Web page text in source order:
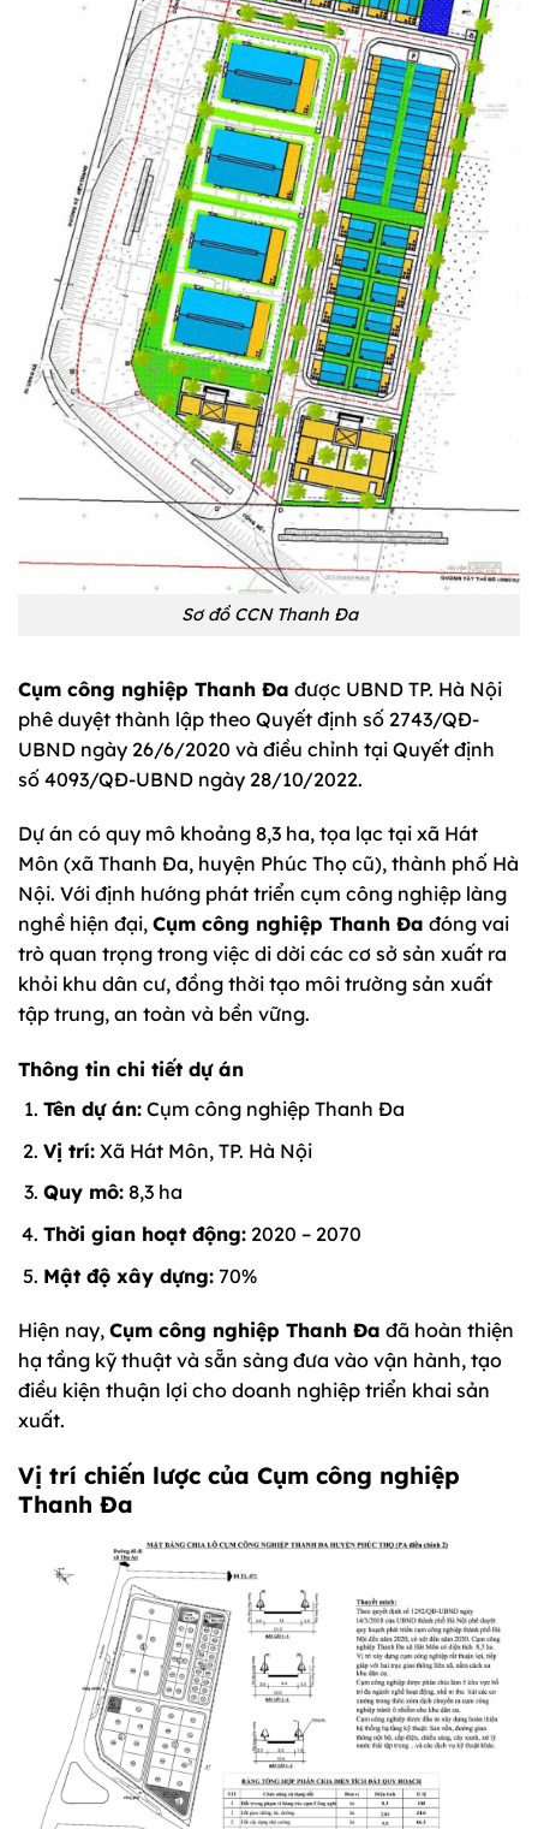
Sơ đồ CCN Thanh Đa
Cụm công nghiệp Thanh Đa được UBND TP. Hà Nội
phê duyệt thành lập theo Quyết định số 2743/QĐ-
UBND ngày 26/6/2020 và điều chỉnh tại Quyết định
số 4093/QĐ-UBND ngày 28/10/2022.
Dự án có quy mô khoảng 8,3 ha, tọa lạc tại xã Hát
Môn (xã Thanh Đa, huyện Phúc Thọ cũ), thành phố Hà
Nội. Với định hướng phát triển cụm công nghiệp làng
nghề hiện đại, Cụm công nghiệp Thanh Đa đóng vai
trò quan trọng trong việc di dời các cơ sở sản xuất ra
khỏi khu dân cư, đồng thời tạo môi trường sản xuất
tập trung, an toàn và bền vững.
Thông tin chi tiết dự án
Tên dự án:Cụm công nghiệp Thanh Đa
Vị trí:Xã Hát Môn, TP. Hà Nội
Quy mô:8,3 ha
Thời gian hoạt động:2020 – 2070
Mật độ xây dựng:70%
Hiện nay, Cụm công nghiệp Thanh Đa đã hoàn thiện
hạ tầng kỹ thuật và sẵn sàng đưa vào vận hành, tạo
điều kiện thuận lợi cho doanh nghiệp triển khai sản
xuất.
Vị trí chiến lược của Cụm công nghiệp
Thanh Đa